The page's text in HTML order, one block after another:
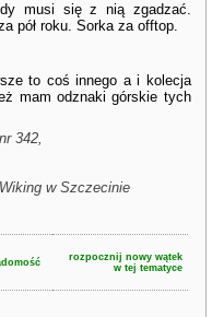
musi się z nią zgadzać.
pół roku. Sorka za offtop.
to coś innego a i kolecja
mam odznaki górskie tych
342,
w Szczecinie
rozpocznij nowy wątek
w tej tematyce